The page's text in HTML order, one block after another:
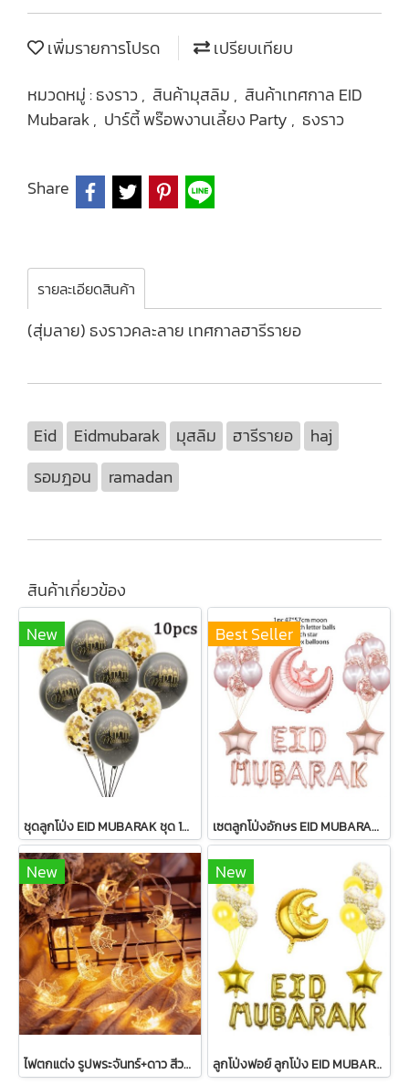
เพิ่มรายการโปรด
เปรียบเทียบ
หมวดหมู่ :ธงราว, สินค้ามุสลิม , สินค้าเทศกาล EID
Mubarak, ปาร์ตี้ พร๊อพงานเลี้ยง Party , ธงราว
Share
รายละเอียดสินค้า
(สุ่มลาย) ธงราวคละลาย เทศกาลฮารีรายอ
Eid Eidmubarak มุสลิม ฮารีรายอ
haj
รอมฎอน
ramadan
สินค้าเกี่ยวข้อง
New
ชุดลูกโป่ง EID MUBARAK ชุด 10 ลูก
Best Seller
เซตลูกโป่งอักษร EID MUBARAK+ตกแต่งรวม 33 ชิ้น
New
ไฟตกแต่ง รูปพระจันทร์+ดาว สีวอร์มไวท์ 20 หัว
New
ลูกโป่งฟอย์ ลูกโป่ง EID MUBARAK Big Set แต่งบ้าน